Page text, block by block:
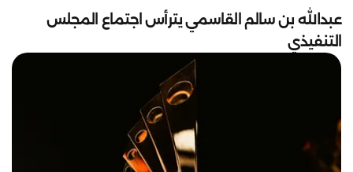
عبدالله بن سالم القاسمي يترأس اجتماع المجلس
التنفيذي